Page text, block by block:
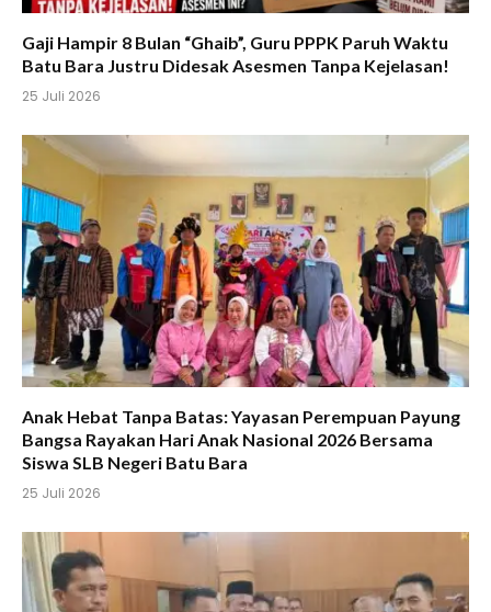
Gaji Hampir 8 Bulan “Ghaib”, Guru PPPK Paruh Waktu
Batu Bara Justru Didesak Asesmen Tanpa Kejelasan!
25 Juli 2026
Anak Hebat Tanpa Batas: Yayasan Perempuan Payung
Bangsa Rayakan Hari Anak Nasional 2026 Bersama
Siswa SLB Negeri Batu Bara
25 Juli 2026